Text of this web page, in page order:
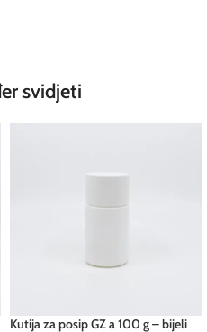
svidjeti
Kutija za posip GZ a 100 g – bijeli